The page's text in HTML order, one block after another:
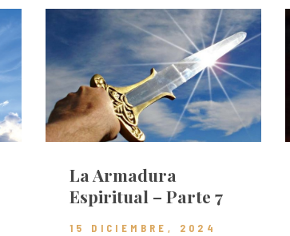
La Armadura
Espiritual – Parte 7
15 DICIEMBRE, 2024